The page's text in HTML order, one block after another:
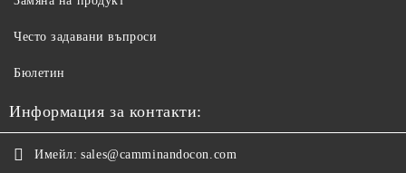
Често задавани въпроси
Бюлетин
Информация за контакти:
Имейл: sales@camminandocon.com